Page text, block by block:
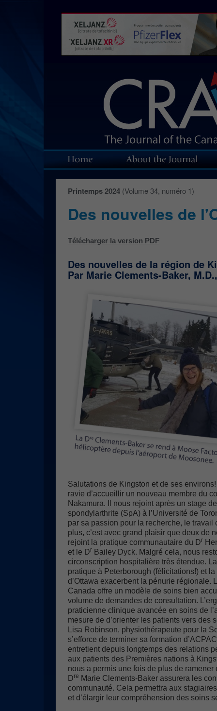
Printemps 2024 (Volume 34, numéro 1)
Des nouvelles de
Télécharger la version PDF
Des nouvelles de la région de
Par Marie Clements-Baker,
Salutations de Kingston et de ses environs!
ravie d’accueillir un nouveau membre du
Nakamura. Il nous rejoint après un stage
spondylarthrite (SpA) à l’Université de
par sa passion pour la recherche, le travail
plus, c’est avec grand plaisir que deux de
rejoint la pratique communautaire du Dr
et le Dr Bailey Dyck. Malgré cela, nous
circonscription hospitalière très étendue.
pratique à Peterborough (félicitations!) et
d’Ottawa exacerbent la pénurie régionale.
Canada offre un modèle de soins bien
volume de demandes de consultation.
praticienne clinique avancée en soins de
mesure de d’orienter les patients vers des
Lisa Robinson, physiothérapeute pour la
s’efforce de terminer sa formation
entretient depuis longtemps des relations
aux patients des Premières nations à
nous a permis une fois de plus de
Dre Marie Clements-Baker assurera les
communauté. Cela permettra aux
et d’élargir leur compréhension des soins